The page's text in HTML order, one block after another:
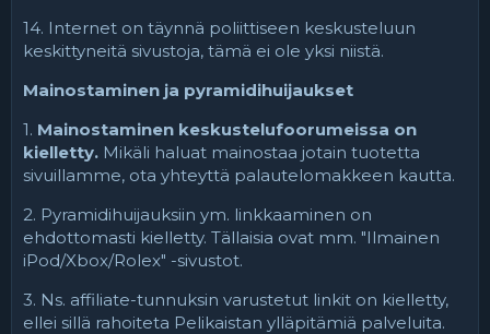
14. Internet on täynnä poliittiseen keskusteluun
keskittyneitä sivustoja, tämä ei ole yksi niistä.
Mainostaminen ja pyramidihuijaukset
1. Mainostaminen keskustelufoorumeissa on
kielletty. Mikäli haluat mainostaa jotain tuotetta
sivuillamme, ota yhteyttä palautelomakkeen kautta.
2. Pyramidihuijauksiin ym. linkkaaminen on
ehdottomasti kielletty. Tällaisia ovat mm. "Ilmainen
iPod/Xbox/Rolex" -sivustot.
3. Ns. affiliate-tunnuksin varustetut linkit on kielletty,
ellei sillä rahoiteta Pelikaistan ylläpitämiä palveluita.